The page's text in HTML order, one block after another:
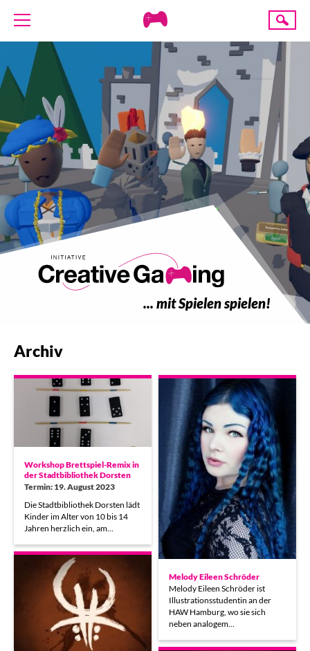
Creative
AKTUELLES
TERMINE
ANGEBOTE
PROJEKTE
PRESSE
SPENDE
Suche
... mit Spielen spielen!
Archiv
Workshop Brettspiel-Remix in
der Stadtbibliothek Dorsten
Termin: 19. August 2023
Die Stadtbibliothek Dorsten lädt
Kinder im Alter von 10 bis 14
Jahren herzlich ein, am…
Melody Eileen Schröder
Melody Eileen Schröder ist
Illustrationsstudentin an der
HAW Hamburg, wo sie sich
neben analogem…